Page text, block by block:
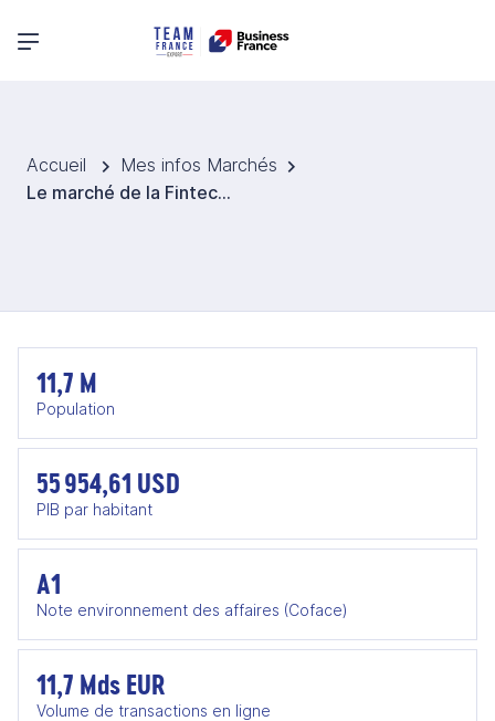
Menu principal
Accueil
Mes infos Marchés
Le marché de la Fintech belge
11,7 M
Population
55 954,61 USD
PIB par habitant
A1
Note environnement des affaires (Coface)
11,7 Mds EUR
Volume de transactions en ligne